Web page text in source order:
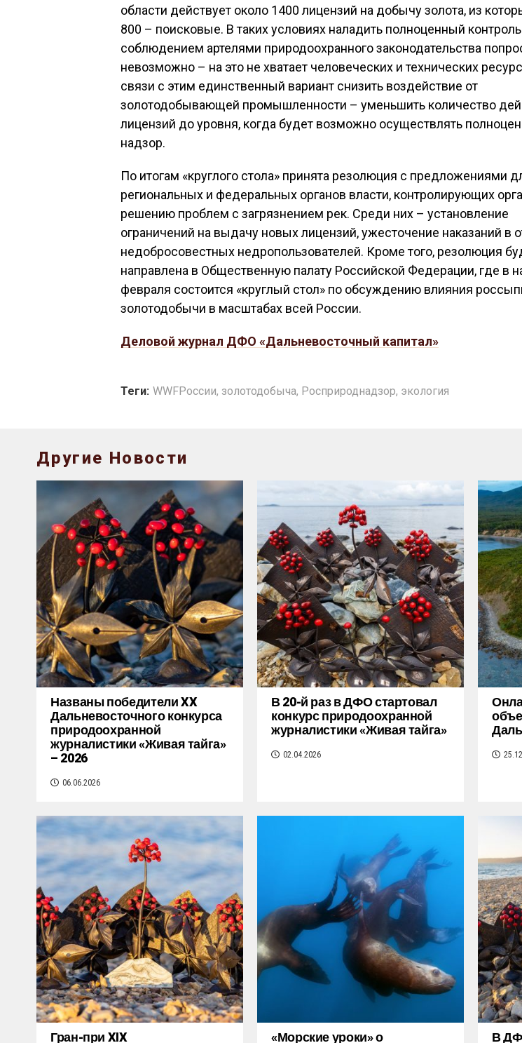
области действует около 1400 лицензий на добычу золота, из
800 – поисковые. В таких условиях наладить полноценный
соблюдением артелями природоохранного законодательства
невозможно – на это не хватает человеческих и технических
связи с этим единственный вариант снизить воздействие от
золотодобывающей промышленности – уменьшить количество
лицензий до уровня, когда будет возможно осуществлять
надзор.
По итогам «круглого стола» принята резолюция с предложениями
региональных и федеральных органов власти, контролирующих
решению проблем с загрязнением рек. Среди них – установление
ограничений на выдачу новых лицензий, ужесточение наказаний в
недобросовестных недропользователей. Кроме того, резолюция
направлена в Общественную палату Российской Федерации, где в
февраля состоится «круглый стол» по обсуждению влияния
золотодобычи в масштабах всей России.
Деловой журнал ДФО «Дальневосточный капитал»
Теги: WWFРоссии, золотодобыча, Росприроднадзор, экология
Другие Новости
Названы победители XX
Дальневосточного конкурса
природоохранной
журналистики «Живая тайга»
– 2026
06.06.2026
В 20-й раз в ДФО стартовал
конкурс природоохранной
журналистики «Живая тайга»
02.04.2026
Гран-при XIX «Морские уроки» о В